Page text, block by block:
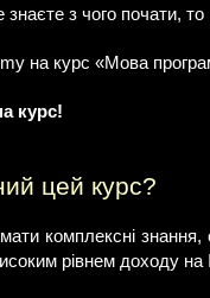
знаєте з чого почати,
на курс «Мова
курс!
цей курс?
комплексні
рівнем доходу на